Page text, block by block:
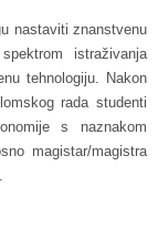
nastaviti znanstvenu
istraživanja
tehnologiju. Nakon
rada studenti
s naznakom
magistar/magistra